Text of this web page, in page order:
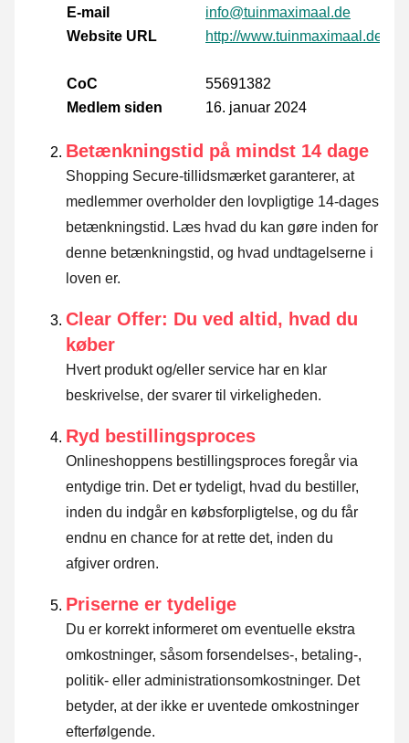
E-mail
info@tuinmaximaal.de
Website URL
http://www.tuinmaximaal.de/
CoC
55691382
Medlem siden
16. januar 2024
Betænkningstid på mindst 14 dage
Shopping Secure-tillidsmærket garanterer, at
medlemmer overholder den lovpligtige 14-dages
betænkningstid. Læs hvad du kan gøre inden for
denne betænkningstid, og hvad undtagelserne i
loven er.
Clear Offer: Du ved altid, hvad du
køber
Hvert produkt og/eller service har en klar
beskrivelse, der svarer til virkeligheden.
Ryd bestillingsproces
Onlineshoppens bestillingsproces foregår via
entydige trin. Det er tydeligt, hvad du bestiller,
inden du indgår en købsforpligtelse, og du får
endnu en chance for at rette det, inden du
afgiver ordren.
Priserne er tydelige
Du er korrekt informeret om eventuelle ekstra
omkostninger, såsom forsendelses-, betaling-,
politik- eller administrationsomkostninger. Det
betyder, at der ikke er uventede omkostninger
efterfølgende.